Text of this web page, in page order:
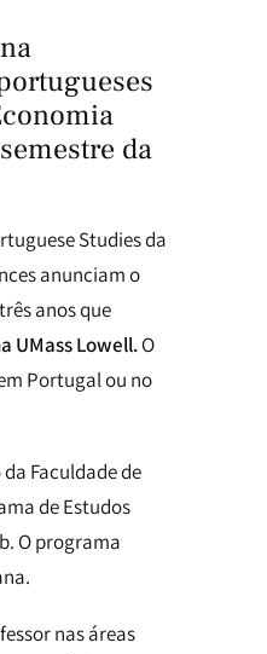
da
Studies da
anunciam o
anos que
UMass Lowell.O
Portugal ou no
Faculdade de
de Estudos
O programa
nas áreas